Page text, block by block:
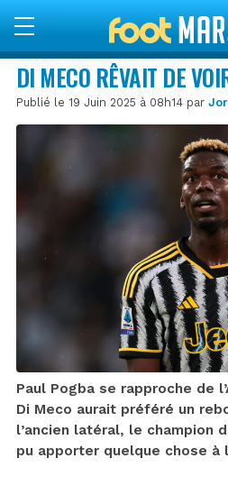
DI MECO RÊVAIT DE
Publié le 19 Juin 2025 à 08h14 par
Paul Pogba se rapproche de
Di Meco aurait préféré un
l’ancien latéral, le champion
pu apporter quelque chose à